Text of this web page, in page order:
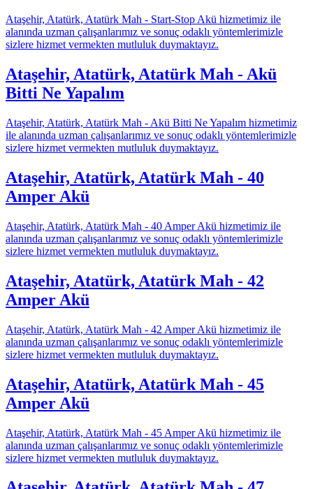
Ataşehir, Atatürk, Atatürk Mah - Start-Stop Akü hizmetimiz ile
alanında uzman çalışanlarımız ve sonuç odaklı yöntemlerimizle
sizlere hizmet vermekten mutluluk duymaktayız.
Ataşehir, Atatürk, Atatürk Mah - Akü
Bitti Ne Yapalım
Ataşehir, Atatürk, Atatürk Mah - Akü Bitti Ne Yapalım hizmetimiz
ile alanında uzman çalışanlarımız ve sonuç odaklı yöntemlerimizle
sizlere hizmet vermekten mutluluk duymaktayız.
Ataşehir, Atatürk, Atatürk Mah - 40
Amper Akü
Ataşehir, Atatürk, Atatürk Mah - 40 Amper Akü hizmetimiz ile
alanında uzman çalışanlarımız ve sonuç odaklı yöntemlerimizle
sizlere hizmet vermekten mutluluk duymaktayız.
Ataşehir, Atatürk, Atatürk Mah - 42
Amper Akü
Ataşehir, Atatürk, Atatürk Mah - 42 Amper Akü hizmetimiz ile
alanında uzman çalışanlarımız ve sonuç odaklı yöntemlerimizle
sizlere hizmet vermekten mutluluk duymaktayız.
Ataşehir, Atatürk, Atatürk Mah - 45
Amper Akü
Ataşehir, Atatürk, Atatürk Mah - 45 Amper Akü hizmetimiz ile
alanında uzman çalışanlarımız ve sonuç odaklı yöntemlerimizle
sizlere hizmet vermekten mutluluk duymaktayız.